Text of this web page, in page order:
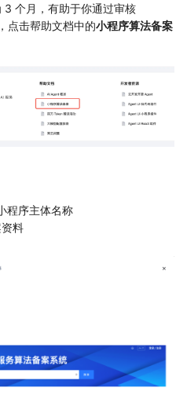
3 个月，有助于你通过审核
，点击帮助文档中的小程序算法备案
程序主体名称
料